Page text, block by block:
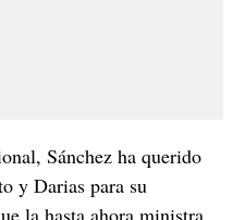
Sánchez ha querido
y Darias para su
la hasta ahora ministra